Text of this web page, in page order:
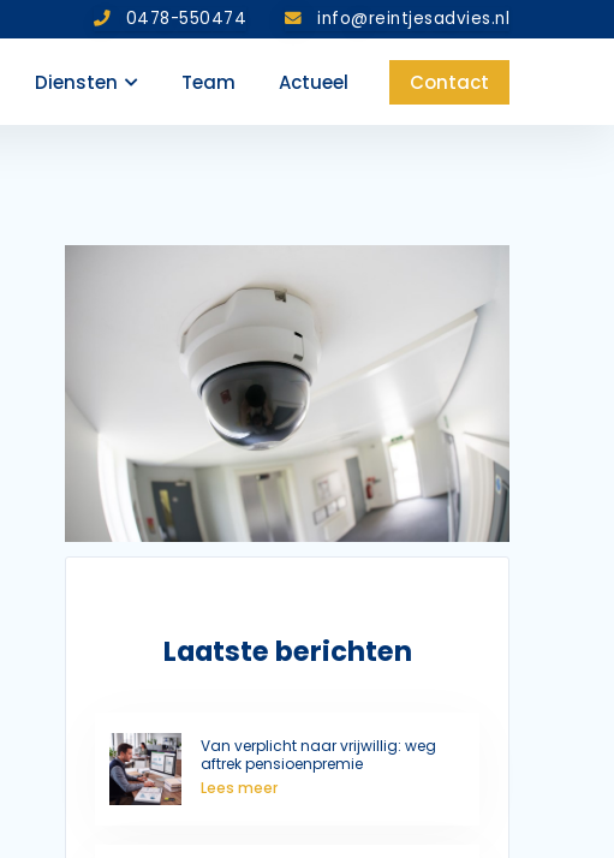
0478-550474 info@reintjesadvies.nl
Diensten Team Actueel Contact
Laatste berichten
Van verplicht naar vrijwillig: weg
aftrek pensioenpremie
Lees meer